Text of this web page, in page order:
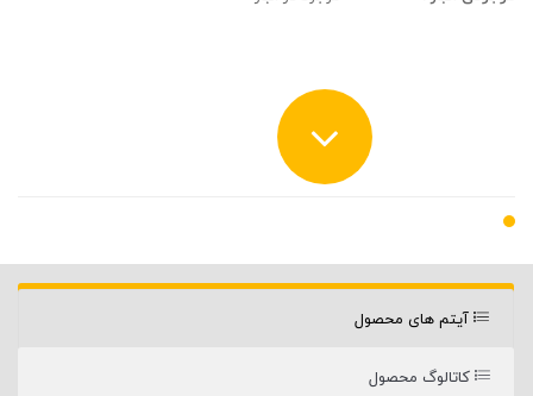
آیتم های محصول
کاتالوگ محصول